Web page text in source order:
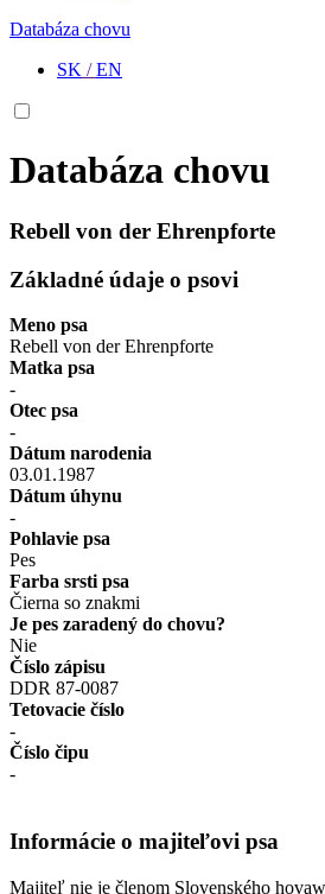
Databáza chovu
SK /EN
Databáza chovu
Rebell von der Ehrenpforte
Základné údaje o psovi
Meno psa
Rebell von der Ehrenpforte
Matka psa
-
Otec psa
-
Dátum narodenia
03.01.1987
Dátum úhynu
-
Pohlavie psa
Pes
Farba srsti psa
Čierna so znakmi
Je pes zaradený do chovu?
Nie
Číslo zápisu
DDR 87-0087
Tetovacie číslo
-
Číslo čipu
-
Informácie o majiteľovi psa
Majiteľ nie je členom Slovenského